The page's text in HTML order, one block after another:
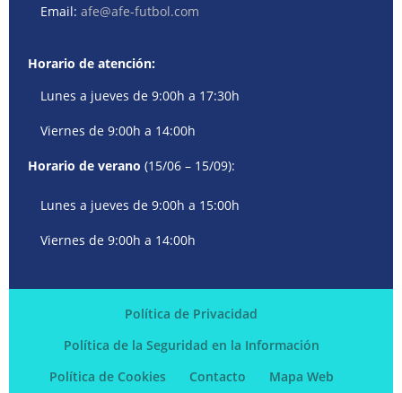
Email:afe@afe-futbol.com
Horario de atención:
Lunes a jueves de 9:00h a 17:30h
Viernes de 9:00h a 14:00h
Horario de verano (15/06 – 15/09):
Lunes a jueves de 9:00h a 15:00h
Viernes de 9:00h a 14:00h
Política de Privacidad
Política de la Seguridad en la Información
Política de Cookies
Contacto Mapa Web